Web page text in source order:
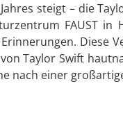
steigt – die
FAUST
Diese
Taylor Swift
nach einer